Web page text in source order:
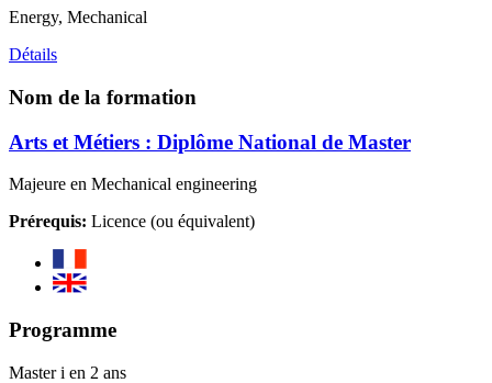
Energy, Mechanical
Détails
Nom de la formation
Arts et Métiers : Diplôme National de Master
Majeure en Mechanical engineering
Prérequis: Licence (ou équivalent)
Programme
Master i en 2 ans